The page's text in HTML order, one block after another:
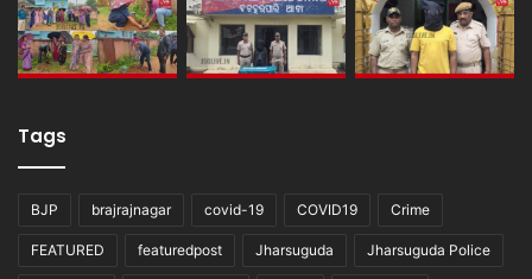
Tags
BJP brajrajnagar covid-19 COVID19 Crime
FEATURED featuredpost Jharsuguda Jharsuguda Police